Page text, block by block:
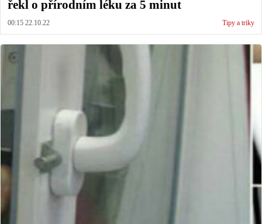
řekl o přírodním léku za 5 minut
00:15 22.10.22 Tipy a triky